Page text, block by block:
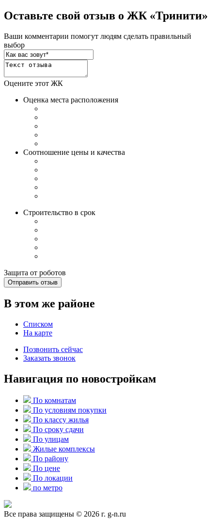
Оставьте свой отзыв о ЖК «Тринити»
Ваши комментарии помогут людям сделать правильный
выбор
Оцените этот ЖК
Оценка места расположения
Соотношение цены и качества
Строительство в срок
Защита от роботов
Отправить отзыв
В этом же районе
Списком
На карте
Позвонить сейчас
Заказать звонок
Навигация по новостройкам
По комнатам
По условиям покупки
По классу жилья
По сроку сдачи
По улицам
Жилые комплексы
По району
По цене
По локации
по метро
Все права защищены © 2026 г. g-n.ru